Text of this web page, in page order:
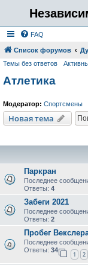
FAQ
Список форумов
Темы без ответов
Атлетика
Модератор: Спортсмены
Новая тема
Паркран
Последнее
Ответы: 4
Забеги 2021
Последнее
Ответы: 2
Пробег
Последнее
Ответы: 34
1 2